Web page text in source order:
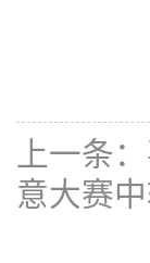
上一条：
意大赛